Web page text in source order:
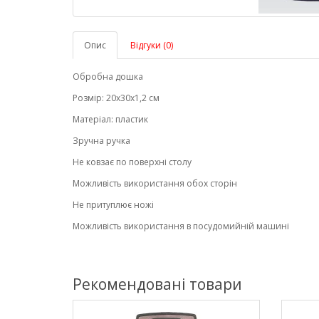
Опис Відгуки (0)
Обробна дошка
Розмір: 20х30х1,2 см
Матеріал: пластик
Зручна ручка
Не ковзає по поверхні столу
Можливість використання обох сторін
Не притуплює ножі
Можливість використання в посудомийній машині
Рекомендовані товари